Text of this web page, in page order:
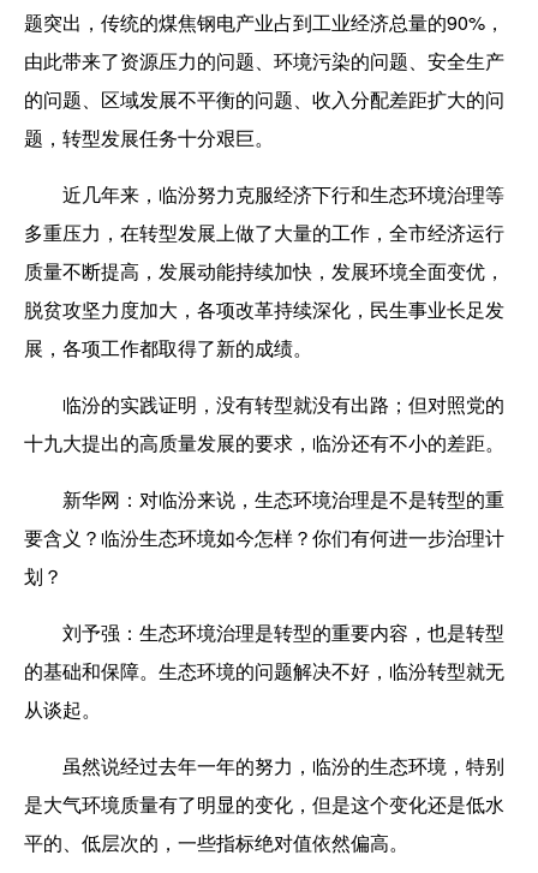
题突出，传统的煤焦钢电产业占到工业经济总量的90%，
由此带来了资源压力的问题、环境污染的问题、安全生产
的问题、区域发展不平衡的问题、收入分配差距扩大的问
题，转型发展任务十分艰巨。
近几年来，临汾努力克服经济下行和生态环境治理等
多重压力，在转型发展上做了大量的工作，全市经济运行
质量不断提高，发展动能持续加快，发展环境全面变优，
脱贫攻坚力度加大，各项改革持续深化，民生事业长足发
展，各项工作都取得了新的成绩。
临汾的实践证明，没有转型就没有出路；但对照党的
十九大提出的高质量发展的要求，临汾还有不小的差距。
新华网： 对临汾来说，生态环境治理是不是转型的重
要含义？临汾生态环境如今怎样？你们有何进一步治理计
划？
刘予强： 生态环境治理是转型的重要内容，也是转型
的基础和保障。生态环境的问题解决不好，临汾转型就无
从谈起。
虽然说经过去年一年的努力，临汾的生态环境，特别
是大气环境质量有了明显的变化，但是这个变化还是低水
平的、低层次的，一些指标绝对值依然偏高。